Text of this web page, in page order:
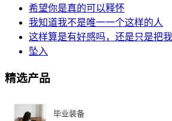
希望你是真的可以释怀
我知道我不是唯一一个这样的人
这样算是有好感吗，还是只是把我
坠入
精选产品
毕业装备